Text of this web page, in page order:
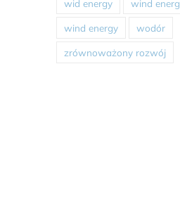
wid energy wind energ
wind energy wodór
zrównoważony rozwój